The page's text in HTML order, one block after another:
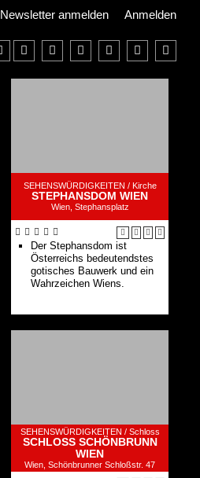
Newsletter anmelden
Anmelden
SEHENSWÜRDIGKEITEN / Kirche
STEPHANSDOM WIEN
Wien, Stephansplatz
Der Stephansdom ist
Österreichs bedeutendstes
gotisches Bauwerk und ein
Wahrzeichen Wiens.
SEHENSWÜRDIGKEITEN / Schloss
SCHLOSS SCHÖNBRUNN
WIEN
Wien, Schönbrunner Schloßstr. 47